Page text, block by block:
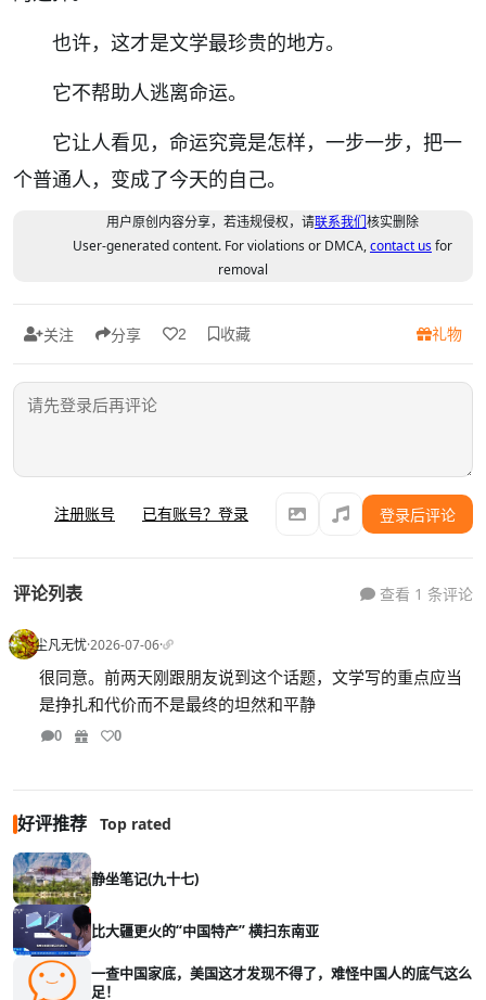
也许，这才是文学最珍贵的地方。
它不帮助人逃离命运。
它让人看见，命运究竟是怎样，一步一步，把一
个普通人，变成了今天的自己。
用户原创内容分享，若违规侵权，请联系我们核实删除
User-generated content. For violations or DMCA,contact usfor
removal
关注 分享 2 收藏 礼物
注册账号 已有账号？登录 登录后评论
评论列表 查看 1 条评论
尘凡无忧·2026-07-06·
很同意。前两天刚跟朋友说到这个话题，文学写的重点应当
是挣扎和代价而不是最终的坦然和平静
0 0
好评推荐 Top rated
静坐笔记(九十七)
比大疆更火的“中国特产” 横扫东南亚
一查中国家底，美国这才发现不得了，难怪中国人的底气这么
足！